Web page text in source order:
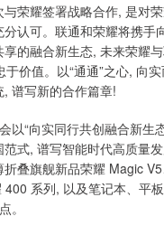
耀签署战略合作, 是对荣
认可。联通和荣耀将携手
的融合新生态, 未来荣耀
价值。以“通通”之心, 向
谱写新的合作篇章!
“向实同行共创融合新生
式, 谱写智能时代高质量
叠旗舰新品荣耀 Magic V5
400 系列, 以及笔记本、平
。